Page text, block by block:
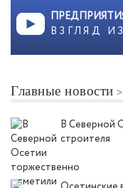
ВЗГЛЯД
Главные новости
В Северной
строителя